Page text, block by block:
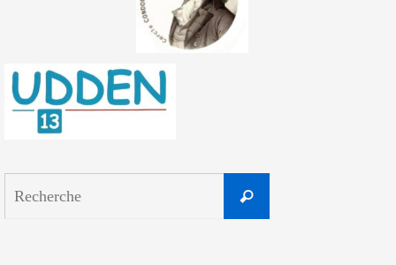
Recherche